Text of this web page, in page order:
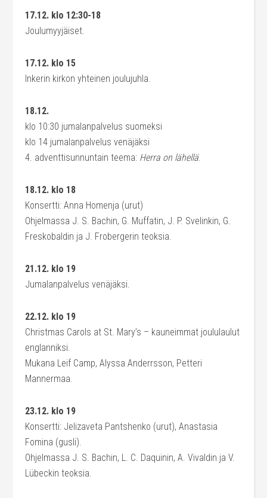
17.12. klo 12:30-18
Joulumyyjäiset.
17.12. klo 15
Inkerin kirkon yhteinen joulujuhla.
18.12.
klo 10:30 jumalanpalvelus suomeksi
klo 14 jumalanpalvelus venäjäksi
4. adventtisunnuntain teema: Herra on lähellä.
18.12. klo 18
Konsertti: Anna Homenja (urut)
Ohjelmassa J. S. Bachin, G. Muffatin, J. P. Svelinkin, G.
Freskobaldin ja J. Frobergerin teoksia.
21.12. klo 19
Jumalanpalvelus venäjäksi.
22.12. klo 19
Christmas Carols at St. Mary’s – kauneimmat joululaulut
englanniksi.
Mukana Leif Camp, Alyssa Anderrsson, Petteri
Mannermaa.
23.12. klo 19
Konsertti: Jelizaveta Pantshenko (urut), Anastasia
Fomina (gusli).
Ohjelmassa J. S. Bachin, L. C. Daquinin, A. Vivaldin ja V.
Lübeckin teoksia.